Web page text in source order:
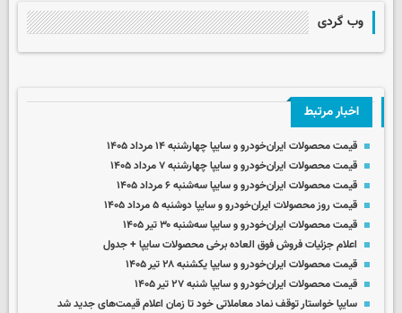
وب گردی
اخبار مرتبط
قیمت محصولات ایران‌خودرو و سایپا چهارشنبه ۱۴ مرداد ۱۴۰۵
قیمت محصولات ایران‌خودرو و سایپا چهارشنبه ۷ مرداد ۱۴۰۵
قیمت محصولات ایران‌خودرو و سایپا سه‌شنبه ۶ مرداد ۱۴۰۵
قیمت روز محصولات ایران‌خودرو و سایپا دوشنبه ۵ مرداد ۱۴۰۵
قیمت محصولات ایران‌خودرو و سایپا سه‌شنبه ۳۰ تیر ۱۴۰۵
اعلام جزئیات فروش فوق العاده برخی محصولات سایپا + جدول
قیمت محصولات ایران‌خودرو و سایپا یکشنبه ۲۸ تیر ۱۴۰۵
قیمت محصولات ایران‌خودرو و سایپا شنبه ۲۷ تیر ۱۴۰۵
سایپا خواستار توقف نماد معاملاتی خود تا زمان اعلام قیمت‌های جدید شد